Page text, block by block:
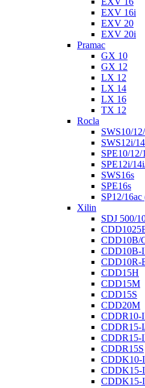
EXV 16i
EXV 20
EXV 20i
Pramac
GX 10
GX 12
LX 12
LX 14
LX 16
TX 12
Rocla
SWS10/
SWS12i/
SPE10/12/
SPE12i/
SWS16s
SPE16s
SP12/16ac
Xilin
SDJ 500/
CDD10B/
CDD10B-
CDD10R-
CDD15H
CDD15M
CDD15S
CDD20M
CDDR10-
CDDR15-
CDDR15-
CDDR15S
CDDK15-
CDDK15-